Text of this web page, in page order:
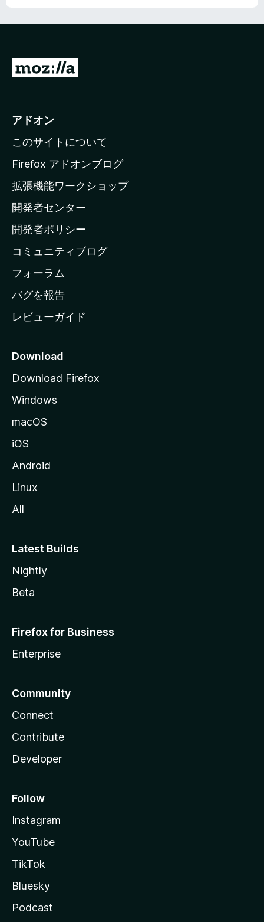
M
i
l
a
ホ
ー
ム
ー
ジ
へ
アドオン
このサイトについて
Firefox アドオンブログ
拡張機能ワークショップ
開発者センター
開発者ポリシー
コミュニティブログ
フォーラム
バグを報告
レビューガイド
Download
Download Firefox
Windows
macOS
iOS
Android
Linux
All
Latest Builds
Nightly
Beta
Firefox for Business
Enterprise
Community
Connect
Contribute
Developer
Follow
Instagram
YouTube
TikTok
Bluesky
Podcast